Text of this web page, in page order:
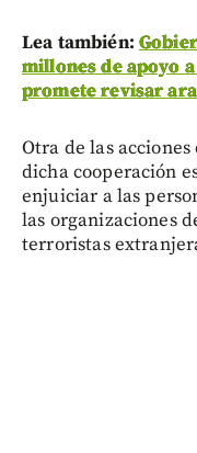
Lea también:
millones de apoyo
promete revisar
Otra de las
dicha cooperación
enjuiciar a las
las organizaciones
terroristas